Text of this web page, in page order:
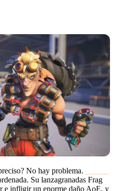
No hay problema.
Su lanzagranadas Frag
e infligir un enorme daño AoE, y